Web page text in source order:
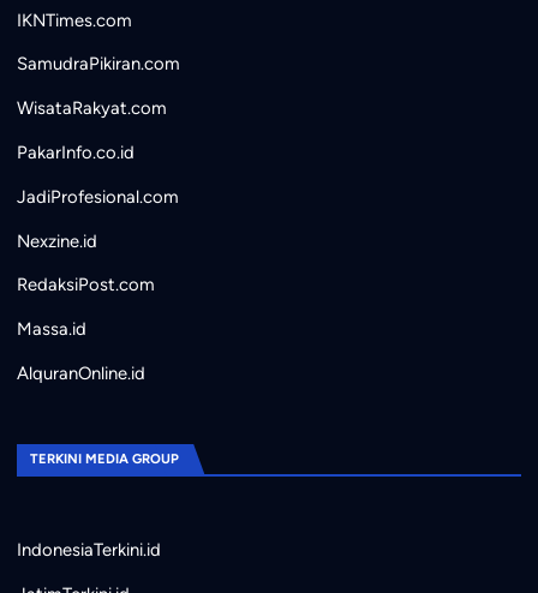
IKNTimes.com
SamudraPikiran.com
WisataRakyat.com
PakarInfo.co.id
JadiProfesional.com
Nexzine.id
RedaksiPost.com
Massa.id
AlquranOnline.id
TERKINI MEDIA GROUP
IndonesiaTerkini.id